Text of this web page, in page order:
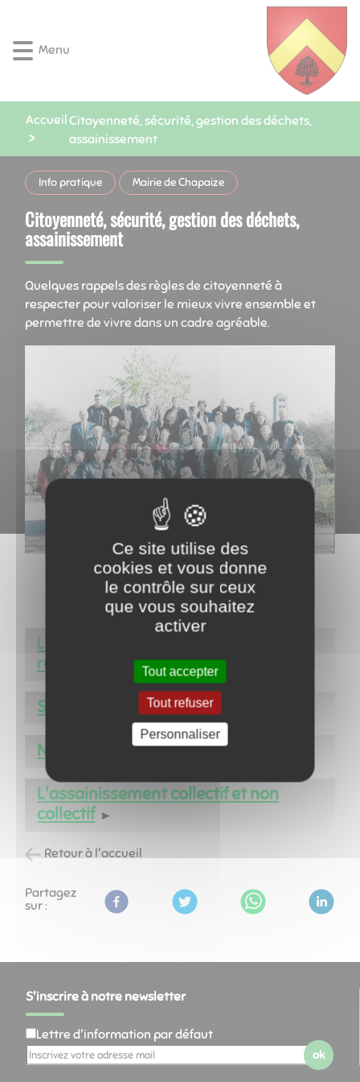
rapide
au
rapide
au
principal
rapide
recherche
rapide
au
de
page
Menu
AccueilCitoyenneté, sécurité, gestion des déchets,
assainissement
Info pratique Mairie de Chapaize
Citoyenneté, sécurité, gestion des déchets,
assainissement
Quelques rappels des règles de citoyenneté à
respecter pour valoriser le mieux vivre ensemble et
permettre de vivre dans un cadre agréable.
L'entretien de nos espaces verts, nos
rues, nos
chemins et nos cimetières
Sécurité rou​​​​​​​tière
Nos déchets
L'assainissement collectif et non
collectif
Retour à l'accueil
Partagez
sur :
S'inscrire à notre newsletter
Lettre d'information par défaut
ok
Ce site utilise des
cookies et vous donne
le contrôle sur ceux
que vous souhaitez
activer
Tout accepter
Tout refuser
Personnaliser